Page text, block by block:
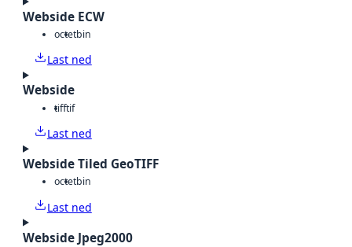
Webside ECW
octetbin
Last ned
Webside
tifftif
Last ned
Webside Tiled GeoTIFF
octetbin
Last ned
Webside Jpeg2000